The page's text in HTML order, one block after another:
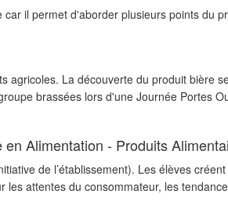
il permet d'aborder plusieurs points du
La découverte du produit bière
brassées lors d'une Journée Portes
Alimentation - Produits
de l’établissement). Les élèves
attentes du consommateur, les